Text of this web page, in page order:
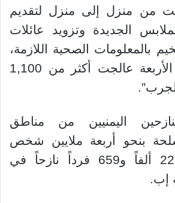
من منزل إلى منزل لتقديم
الجديدة وتزويد عائلات
بالمعلومات الصحية اللازمة،
مبينة أن الفرق الأربعة عالجت أكثر من 1,100
اليمنيين من مناطق
بنحو أربعة ملايين شخص
منهم مليون و225 ألفاً و659 فرداً نازحاً في
إب.